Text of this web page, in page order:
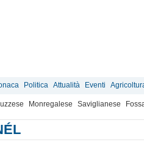
Politica Attualità Eventi
Monregalese Saviglianese